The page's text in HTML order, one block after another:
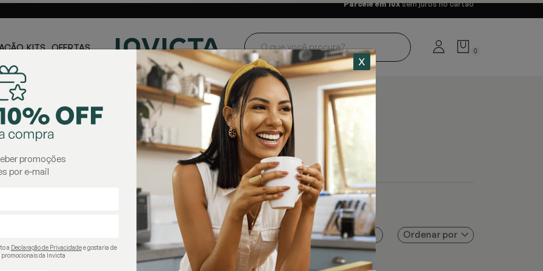
e Centro-
Loja oficialInvicta® no Brasil Parcele em 10xsem juros no cartão
KITS OFERTAS 0
Garrafas Térmicas Pressão
garrafas térmicas pressão
Filtros Ordenar por
promoções
por e-mail
a Declaração de Privacidadee gostaria de
da Invicta